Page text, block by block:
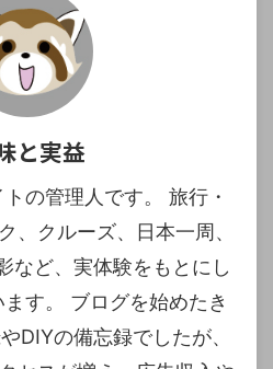
と実益
の管理人です。 旅行・
、クルーズ、日本一周、
など、実体験をもとにし
す。 ブログを始めたき
DIYの備忘録でしたが、